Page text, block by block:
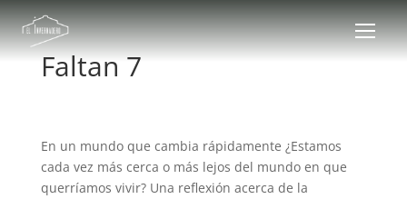
Faltan 7
En un mundo que cambia rápidamente ¿Estamos
cada vez más cerca o más lejos del mundo en que
querríamos vivir? Una reflexión acerca de la